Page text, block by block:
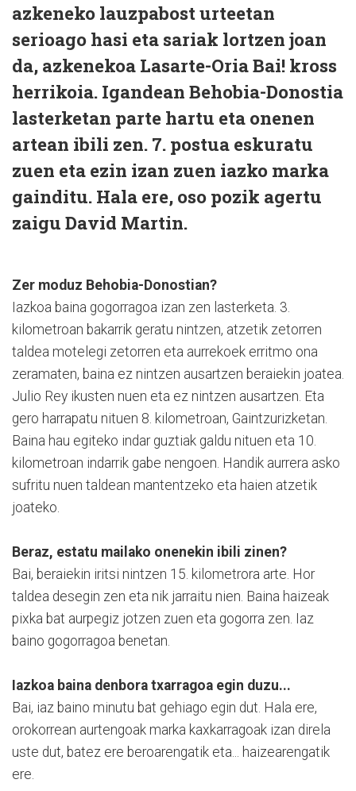
azkeneko lauzpabost urteetan
serioago hasi eta sariak lortzen joan
da, azkenekoa Lasarte-Oria Bai! kross
herrikoia. Igandean Behobia-Donostia
lasterketan parte hartu eta onenen
artean ibili zen. 7. postua eskuratu
zuen eta ezin izan zuen iazko marka
gainditu. Hala ere, oso pozik agertu
zaigu David Martin.
Zer moduz Behobia-Donostian?
Iazkoa baina gogorragoa izan zen lasterketa. 3.
kilometroan bakarrik geratu nintzen, atzetik zetorren
taldea motelegi zetorren eta aurrekoek erritmo ona
zeramaten, baina ez nintzen ausartzen beraiekin joatea.
Julio Rey ikusten nuen eta ez nintzen ausartzen. Eta
gero harrapatu nituen 8. kilometroan, Gaintzurizketan.
Baina hau egiteko indar guztiak galdu nituen eta 10.
kilometroan indarrik gabe nengoen. Handik aurrera asko
sufritu nuen taldean mantentzeko eta haien atzetik
joateko.
Beraz, estatu mailako onenekin ibili zinen?
Bai, beraiekin iritsi nintzen 15. kilometrora arte. Hor
taldea desegin zen eta nik jarraitu nien. Baina haizeak
pixka bat aurpegiz jotzen zuen eta gogorra zen. Iaz
baino gogorragoa benetan.
Iazkoa baina denbora txarragoa egin duzu...
Bai, iaz baino minutu bat gehiago egin dut. Hala ere,
orokorrean aurtengoak marka kaxkarragoak izan direla
uste dut, batez ere beroarengatik eta... haizearengatik
ere.